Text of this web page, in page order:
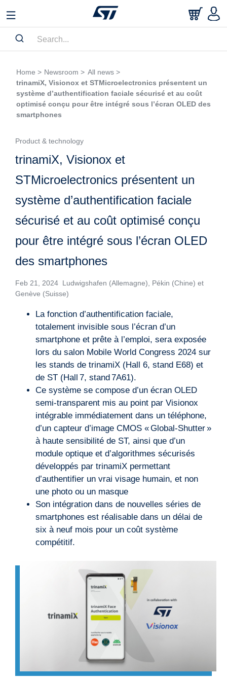
Home > Newsroom > All news >
trinamiX, Visionox et STMicroelectronics présentent un
système d’authentification faciale sécurisé et au coût
optimisé conçu pour être intégré sous l’écran OLED des
smartphones
Product & technology
trinamiX, Visionox et
STMicroelectronics présentent un
système d’authentification faciale
sécurisé et au coût optimisé conçu
pour être intégré sous l’écran OLED
des smartphones
Feb 21, 2024 Ludwigshafen (Allemagne), Pékin (Chine) et
Genève (Suisse)
La fonction d’authentification faciale,
totalement invisible sous l’écran d’un
smartphone et prête à l’emploi, sera exposée
lors du salon Mobile World Congress 2024 sur
les stands de trinamiX (Hall 6, stand E68) et
de ST (Hall 7, stand 7A61).
Ce système se compose d’un écran OLED
semi-transparent mis au point par Visionox
intégrable immédiatement dans un téléphone,
d’un capteur d’image CMOS « Global-Shutter »
à haute sensibilité de ST, ainsi que d’un
module optique et d’algorithmes sécurisés
développés par trinamiX permettant
d’authentifier un vrai visage humain, et non
une photo ou un masque
Son intégration dans de nouvelles séries de
smartphones est réalisable dans un délai de
six à neuf mois pour un coût système
compétitif.